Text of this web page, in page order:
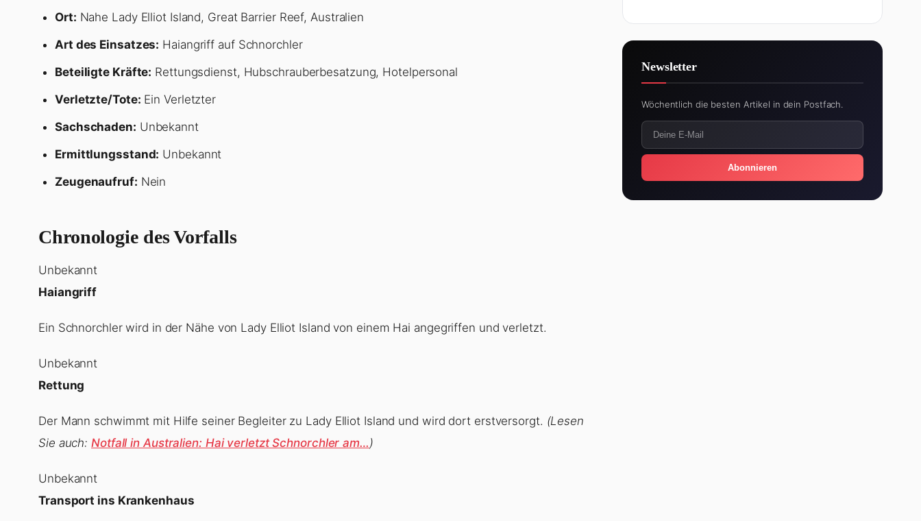
Ort: Nahe Lady Elliot Island, Great Barrier Reef, Australien
Art des Einsatzes: Haiangriff auf Schnorchler
Beteiligte Kräfte: Rettungsdienst, Hubschrauberbesatzung, Hotelpersonal
Verletzte/Tote: Ein Verletzter
Sachschaden: Unbekannt
Ermittlungsstand: Unbekannt
Zeugenaufruf: Nein
Chronologie des Vorfalls
Unbekannt
Haiangriff
Ein Schnorchler wird in der Nähe von Lady Elliot Island von einem Hai angegriffen und verletzt.
Unbekannt
Rettung
Der Mann schwimmt mit Hilfe seiner Begleiter zu Lady Elliot Island und wird dort erstversorgt. (Lesen
Sie auch:Notfall in Australien: Hai verletzt Schnorchler am… )
Unbekannt
Transport ins Krankenhaus
Newsletter
Wöchentlich die besten Artikel in dein Postfach.
Abonnieren